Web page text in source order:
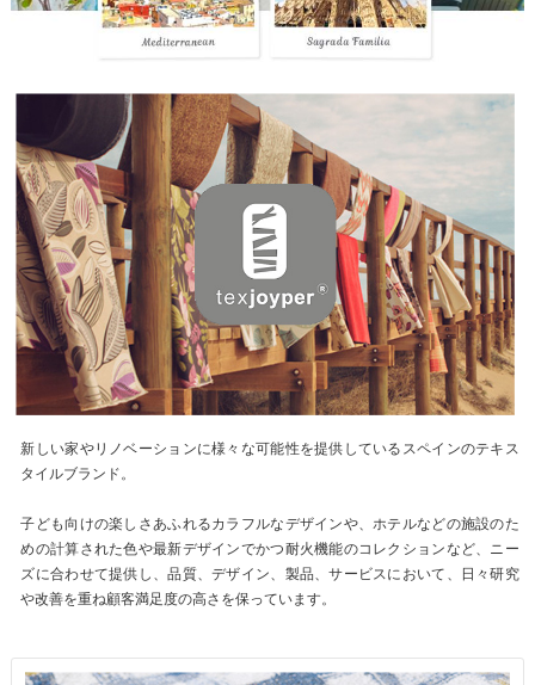
新しい家やリノベーションに様々な可能性を提供しているスペインのテキス
タイルブランド。
子ども向けの楽しさあふれるカラフルなデザインや、ホテルなどの施設のた
めの計算された色や最新デザインでかつ耐火機能のコレクションなど、ニー
ズに合わせて提供し、品質、デザイン、製品、サービスにおいて、日々研究
や改善を重ね顧客満足度の高さを保っています。